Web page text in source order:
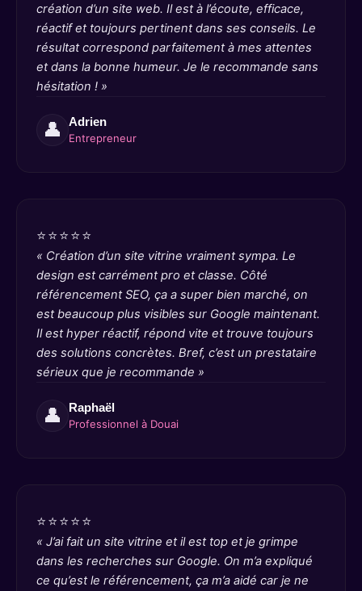
création d’un site web. Il est à l’écoute, efficace,
réactif et toujours pertinent dans ses conseils. Le
résultat correspond parfaitement à mes attentes
et dans la bonne humeur. Je le recommande sans
hésitation ! »
👤 Adrien
Entrepreneur
⭐⭐⭐⭐⭐
« Création d’un site vitrine vraiment sympa. Le
design est carrément pro et classe. Côté
référencement SEO, ça a super bien marché, on
est beaucoup plus visibles sur Google maintenant.
Il est hyper réactif, répond vite et trouve toujours
des solutions concrètes. Bref, c’est un prestataire
sérieux que je recommande »
👤 Raphaël
Professionnel à Douai
⭐⭐⭐⭐⭐
« J’ai fait un site vitrine et il est top et je grimpe
dans les recherches sur Google. On m’a expliqué
ce qu’est le référencement, ça m’a aidé car je ne